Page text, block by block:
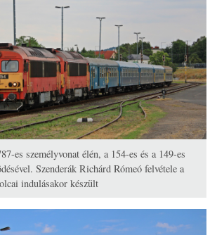
es személyvonat élén, a 154-es és a 149-es
Szenderák Richárd Rómeó felvétele a
indulásakor készült